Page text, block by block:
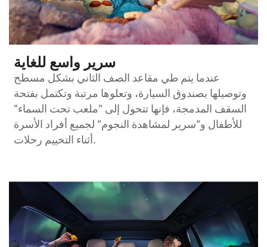
سرير واسع للغاية
عندما يتم طي مقاعد الصف الثاني بشكل مسطح
وتوصيلها بصندوق السيارة، وتعلوها مرتبة وتكتمل بفتحة
السقف المدمجة، فإنها تتحول إلى "ملعب تحت السماء"
للأطفال و"سرير لمشاهدة النجوم" لجميع أفراد الأسرة
أثناء التخييم رحلات.